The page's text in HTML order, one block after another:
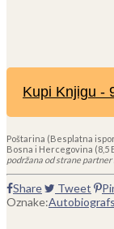
Kupi Knjigu -
Poštarina (Besplatna
Bosna i Hercegovina (8,5
podržana od strane
Share Tweet
Oznake: